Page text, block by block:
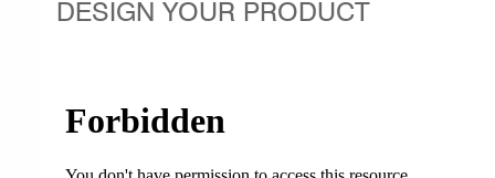
DESIGN YOUR PRODUCT